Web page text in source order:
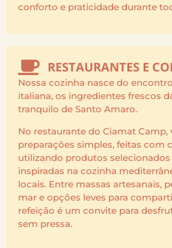
conforto e praticidade durante
RESTAURANTES E
Nossa cozinha nasce do
italiana, os ingredientes frescos
tranquilo de Santo Amaro.
No restaurante do Ciamat Camp,
preparações simples, feitas com
utilizando produtos selecionados
inspiradas na cozinha
locais. Entre massas artesanais,
mar e opções leves para
refeição é um convite para
sem pressa.